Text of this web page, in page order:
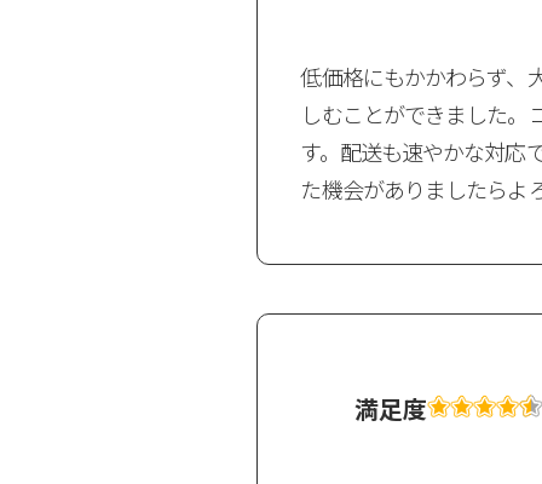
低価格にもかかわらず、
しむことができました。
す。配送も速やかな対応
た機会がありましたらよ
満足度